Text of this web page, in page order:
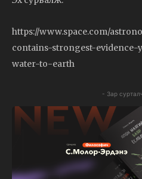
https://www.space.com/
contains-strongest-evidence-
water-to-earth
- Зар